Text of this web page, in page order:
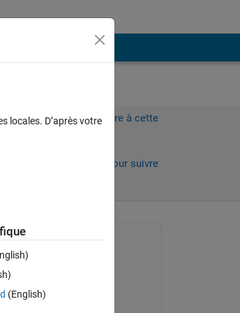
vous pour répondre à cette
Connectez-vous pour suivre
Felicia DE CAPUA
Jan 2023
locales. D’après votre
(English)